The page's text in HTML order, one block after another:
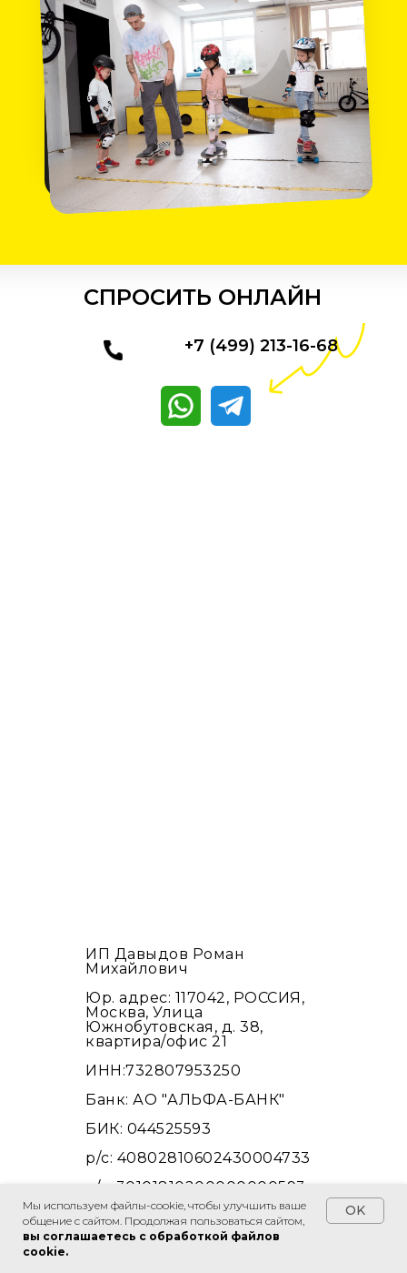
СПРОСИТЬ ОНЛАЙН
+7 (499) 213-16-68
ИП Давыдов Роман
Михайлович
Юр. адрес: 117042, РОССИЯ,
Москва, Улица
Южнобутовская, д. 38,
квартира/офис 21
ИНН:732807953250
Банк: АО "АЛЬФА-БАНК"
БИК: 044525593
р/с: 40802810602430004733
к/с: 30101810200000000593
Политика в отношении обработки
персональных данных
Согласие на обработку персональных
Мы используем файлы-cookie, чтобы улучшить ваше
общение с сайтом. Продолжая пользоваться сайтом,
вы соглашаетесь с обработкой файлов
cookie.
OK
Спросить в WhatsApp